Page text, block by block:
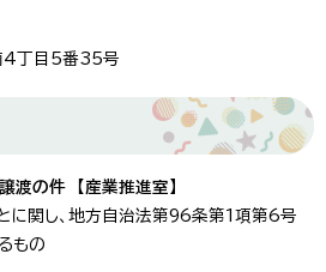
4丁目5番35号
の件 【産業推進室】
に関し、地方自治法第96条第1項第6号
もの